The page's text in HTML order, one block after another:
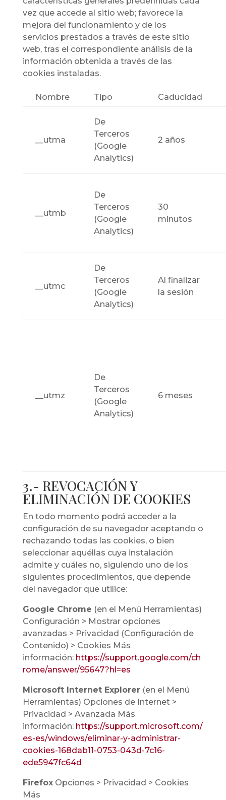
vez que accede al sitio web; favorece la
mejora del funcionamiento y de los
servicios prestados a través de este sitio
web, tras el correspondiente análisis de la
información obtenida a través de las
cookies instaladas.
Nombre Tipo Caducidad
__utma
De
Terceros
(Google
Analytics)
2 años
__utmb
De
Terceros
(Google
Analytics)
30
minutos
__utmc
De
Terceros
(Google
Analytics)
Al finalizar
la sesión
__utmz
De
Terceros
(Google
Analytics)
6 meses
3.- REVOCACIÓN Y
ELIMINACIÓN DE COOKIES
En todo momento podrá acceder a la
configuración de su navegador aceptando o
rechazando todas las cookies, o bien
seleccionar aquéllas cuya instalación
admite y cuáles no, siguiendo uno de los
siguientes procedimientos, que depende
del navegador que utilice:
Google Chrome (en el Menú Herramientas)
Configuración > Mostrar opciones
avanzadas > Privacidad (Configuración de
Contenido) > Cookies Más
información: https://support.google.com/ch
rome/answer/95647?hl=es
Microsoft Internet Explorer(en el Menú
Herramientas) Opciones de Internet >
Privacidad > Avanzada Más
información: https://support.microsoft.com/
es-es/windows/eliminar-y-administrar-
cookies-168dab11-0753-043d-7c16-
ede5947fc64d
FirefoxOpciones > Privacidad > Cookies
Más